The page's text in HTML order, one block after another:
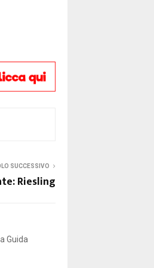
SUCCESSIVO
Riesling
Guida